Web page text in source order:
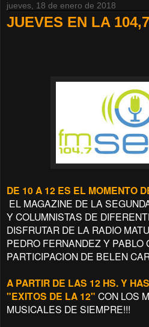
jueves, 18 de enero de 2018
JUEVES EN LA
DE 10 A 12 ES EL MOMENTO
EL MAGAZINE DE LA
Y COLUMNISTAS DE
DISFRUTAR DE LA RADIO
PEDRO FERNANDEZ Y PABLO
PARTICIPACION DE BELEN
A PARTIR DE LAS 12 HS. Y
"EXITOS DE LA 12" CON LOS
MUSICALES DE SIEMPRE!!!